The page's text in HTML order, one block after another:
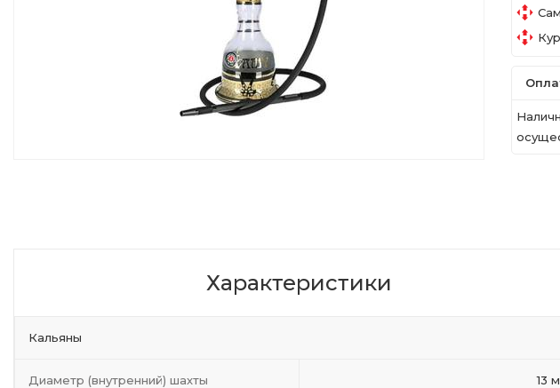
Характеристики
Кальяны
Диаметр (внутренний) шахты 13